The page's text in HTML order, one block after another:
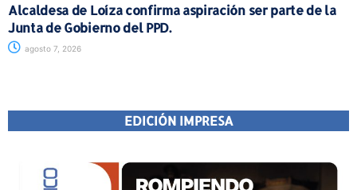
Alcaldesa de Loíza confirma aspiración ser parte de la
Junta de Gobierno del PPD.
agosto 7, 2026
EDICIÓN IMPRESA